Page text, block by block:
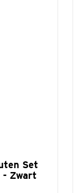
Set
- Zwart